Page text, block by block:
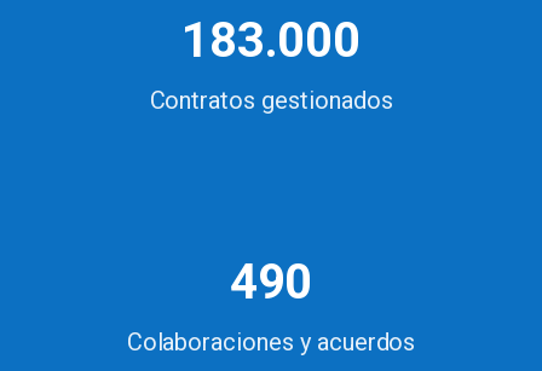
183.000
Contratos gestionados
490
Colaboraciones y acuerdos